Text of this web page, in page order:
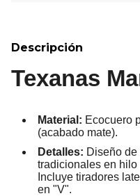
Descripción
Texanas
Material: Ecocuero
(acabado mate).
Detalles: Diseño
tradicionales en hilo
Incluye tiradores
en "V".